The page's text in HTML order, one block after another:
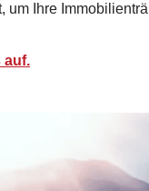
um Ihre
auf.